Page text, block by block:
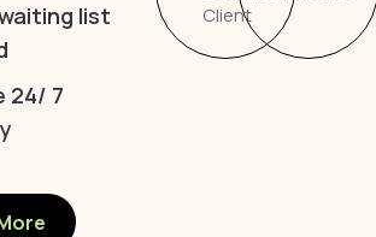
list
24/ 7
Client